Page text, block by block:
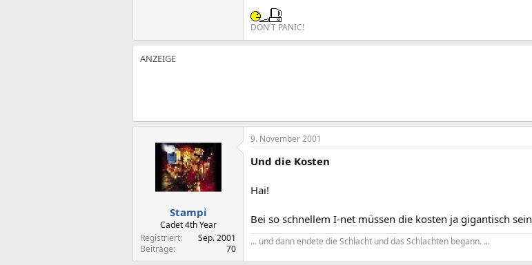
DON´T PANIC!
Stampi
Cadet 4th Year
Registriert
Sep. 2001
Beiträge
70
9. November 2001
Und die Kosten
Hai!
Bei so schnellem I-net müssen die kosten ja gigantisch sein
... und dann endete die Schlacht und das Schlachten begann. ...